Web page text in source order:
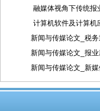
袭行为者，将保留追究由此引
经济责任的权利。 二、投稿
稿件，请注明出处并附带原文
稿件内容投递到相关编辑信箱
作权： 1、 投稿人保证其向我
对所投作品拥有合法的著作
融媒体视角下传统报
计算机软件及计算机
新闻与传媒论文_税务
新闻与传媒论文_报业
新闻与传媒论文_新